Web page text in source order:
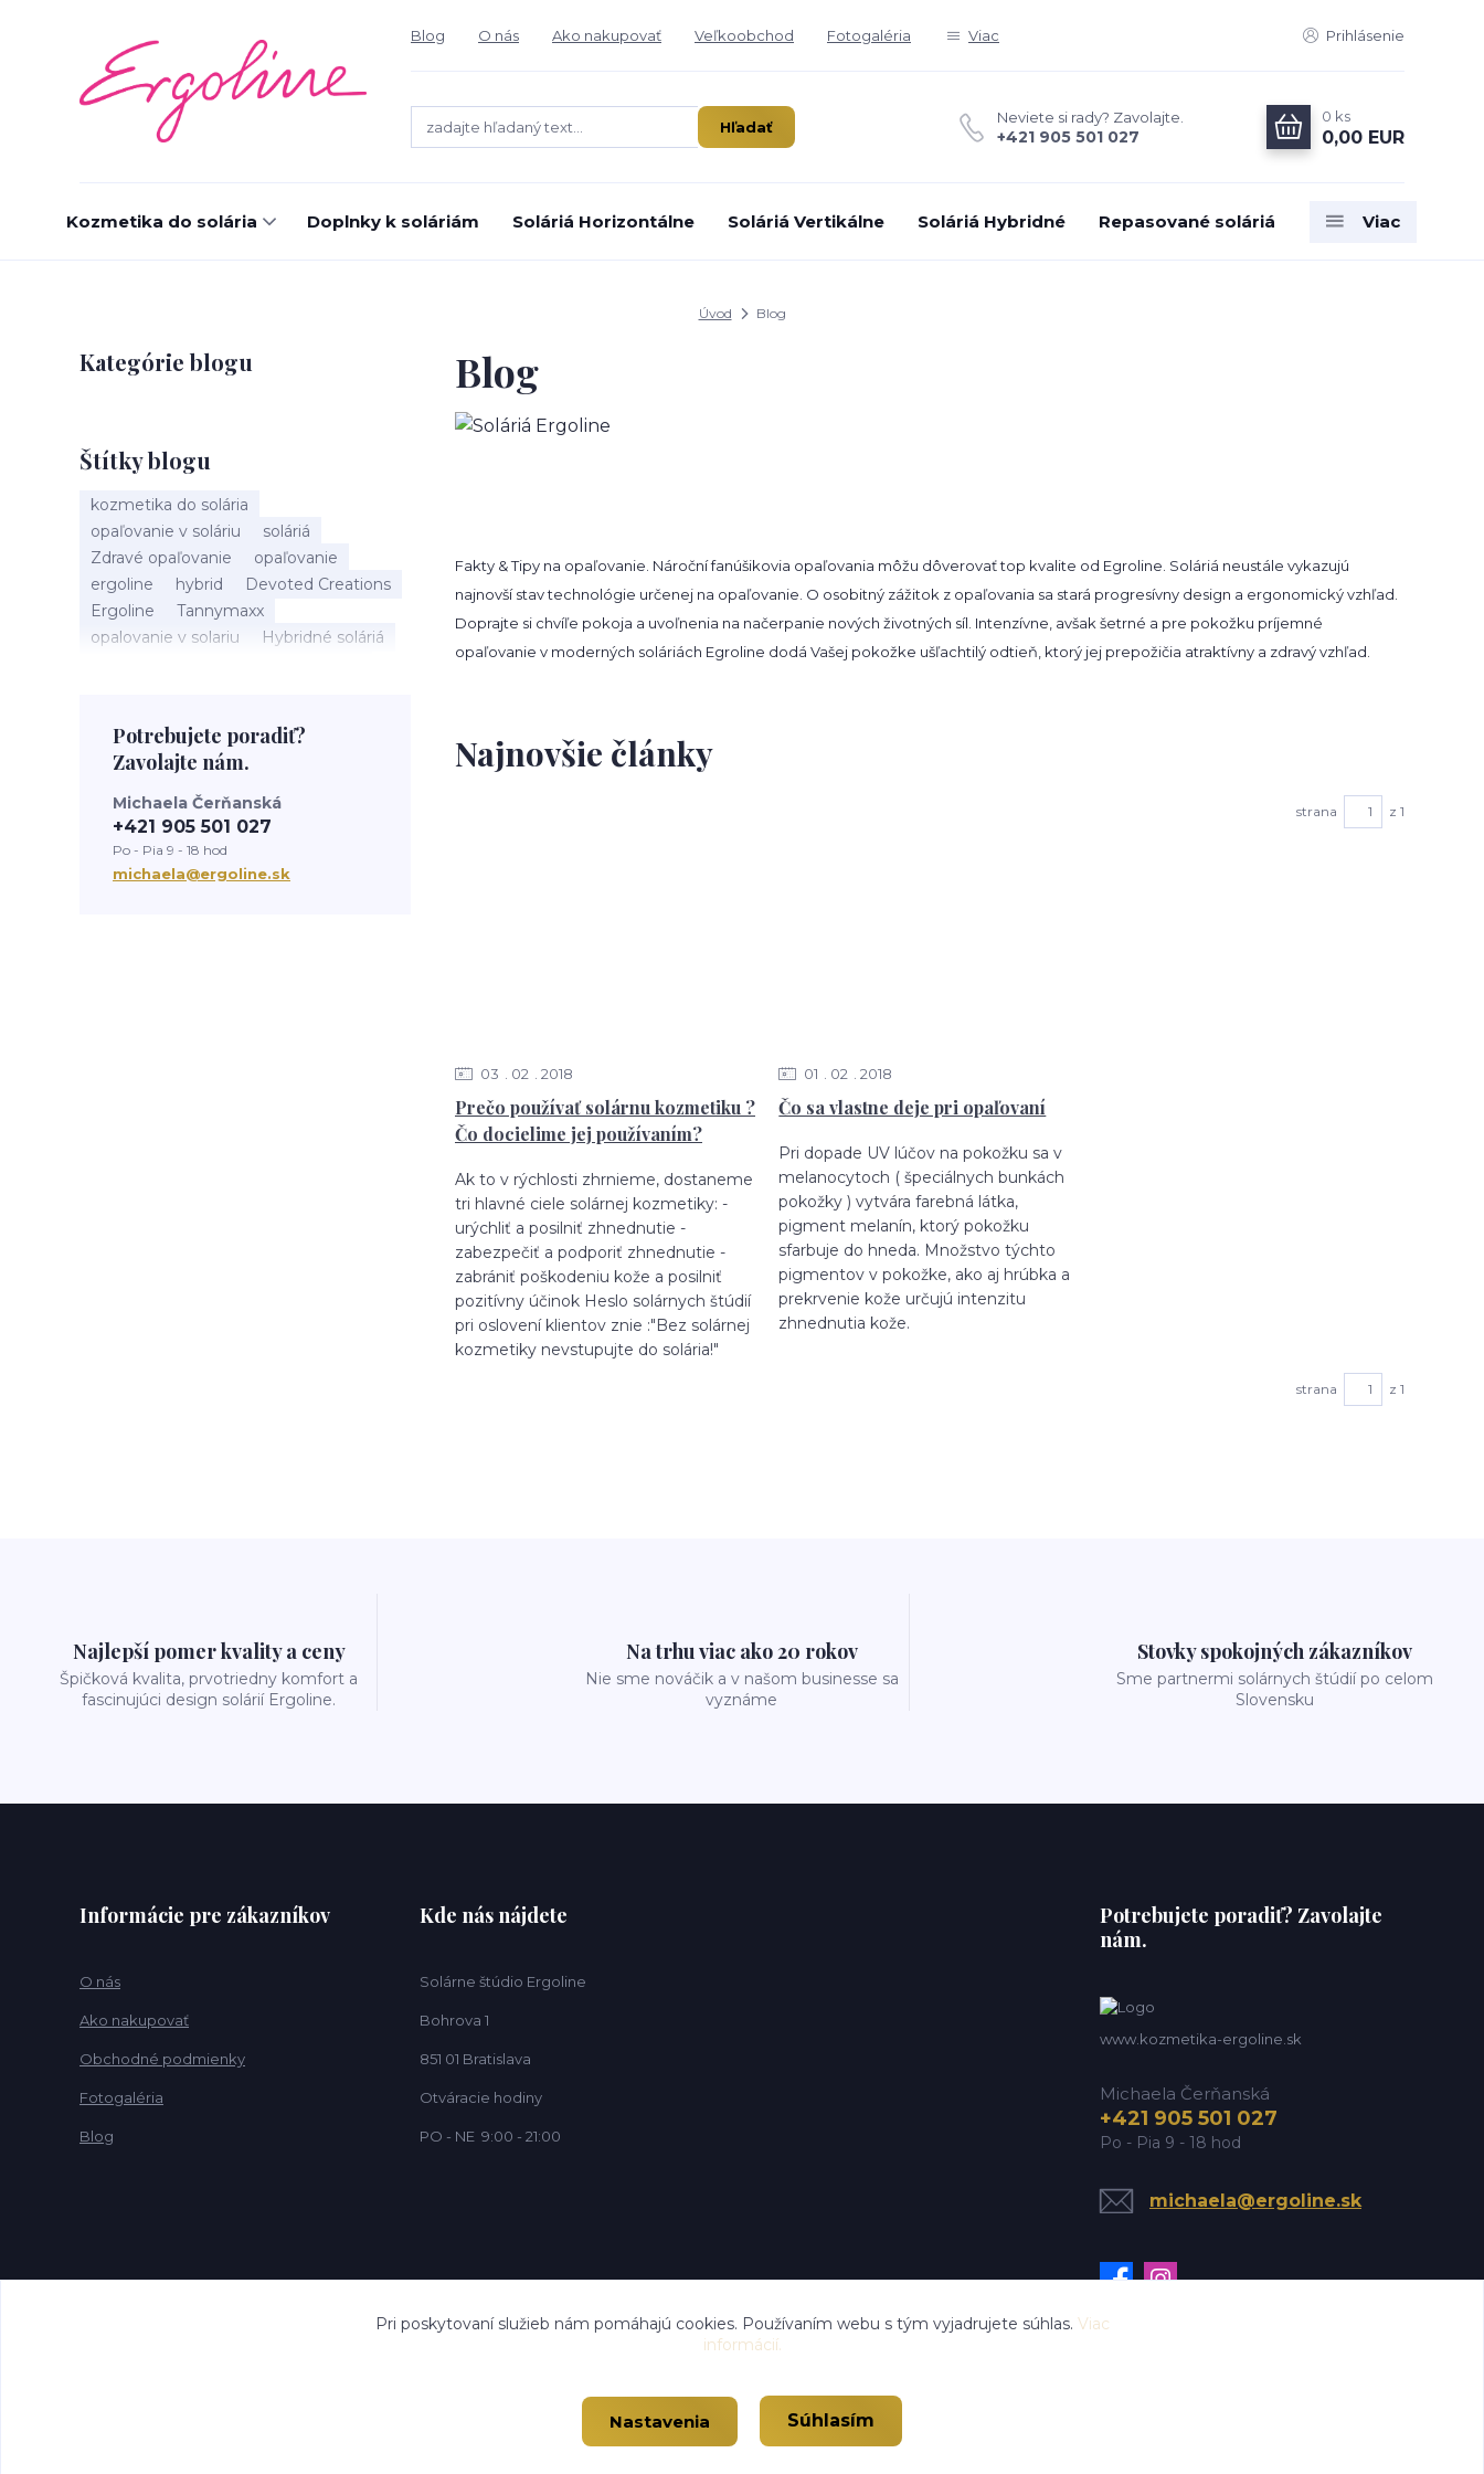
Blog O nás Ako nakupovať Veľkoobchod Fotogaléria Viac Prihlásenie
Hľadať
Neviete si rady? Zavolajte.
+421 905 501 027
0 ks
0,00 EUR
Kozmetika do solária Doplnky k soláriám Soláriá Horizontálne Soláriá Vertikálne Soláriá Hybridné Repasované soláriá Viac
Úvod Blog
Kategórie blogu
Štítky blogu
kozmetika do solária
opaľovanie v soláriu
soláriá
Zdravé opaľovanie
opaľovanie
ergoline
hybrid
Devoted Creations
Ergoline
Tannymaxx
opalovanie v solariu
Hybridné soláriá
tanning
UV trubice
novinky
devoted creations
rýchle opálenie
Potrebujete poradiť?
Zavolajte nám.
Michaela Čerňanská
+421 905 501 027
Po - Pia 9 - 18 hod
michaela@ergoline.sk
Blog
Fakty & Tipy na opaľovanie. Nároční fanúšikovia opaľovania môžu dôverovať top kvalite od Egroline. Soláriá neustále vykazujú
najnovší stav technológie určenej na opaľovanie. O osobitný zážitok z opaľovania sa stará progresívny design a ergonomický vzhľad.
Doprajte si chvíľe pokoja a uvoľnenia na načerpanie nových životných síl. Intenzívne, avšak šetrné a pre pokožku príjemné
opaľovanie v moderných soláriách Egroline dodá Vašej pokožke ušľachtilý odtieň, ktorý jej prepožičia atraktívny a zdravý vzhľad.
Najnovšie články
strana z 1
Prečo používať solárnu kozmetiku ?
Čo docielime jej používaním?
03 02 2018
Ak to v rýchlosti zhrnieme, dostaneme
tri hlavné ciele solárnej kozmetiky: -
urýchliť a posilniť zhnednutie -
zabezpečiť a podporiť zhnednutie -
zabrániť poškodeniu kože a posilniť
pozitívny účinok Heslo solárnych štúdií
pri oslovení klientov znie :"Bez solárnej
kozmetiky nevstupujte do solária!"
Čo sa vlastne deje pri opaľovaní
01 02 2018
Pri dopade UV lúčov na pokožku sa v
melanocytoch ( špeciálnych bunkách
pokožky ) vytvára farebná látka,
pigment melanín, ktorý pokožku
sfarbuje do hneda. Množstvo týchto
pigmentov v pokožke, ako aj hrúbka a
prekrvenie kože určujú intenzitu
zhnednutia kože.
strana z 1
Najlepší pomer kvality a ceny
Špičková kvalita, prvotriedny komfort a
fascinujúci design solárií Ergoline.
Na trhu viac ako 20 rokov
Nie sme nováčik a v našom businesse sa
vyznáme
Stovky spokojných zákazníkov
Sme partnermi solárnych štúdií po celom
Slovensku
Informácie pre zákazníkov
O nás
Ako nakupovať
Obchodné podmienky
Fotogaléria
Blog
Kde nás nájdete
Solárne štúdio Ergoline
Bohrova 1
851 01 Bratislava
Otváracie hodiny
PO - NE 9:00 - 21:00
Potrebujete poradiť? Zavolajte
nám.
www.kozmetika-ergoline.sk
Michaela Čerňanská
+421 905 501 027
Po - Pia 9 - 18 hod
michaela@ergoline.sk
Pri poskytovaní služieb nám pomáhajú cookies. Používaním webu s tým vyjadrujete súhlas. Viac
informácií.
Nastavenia Súhlasím